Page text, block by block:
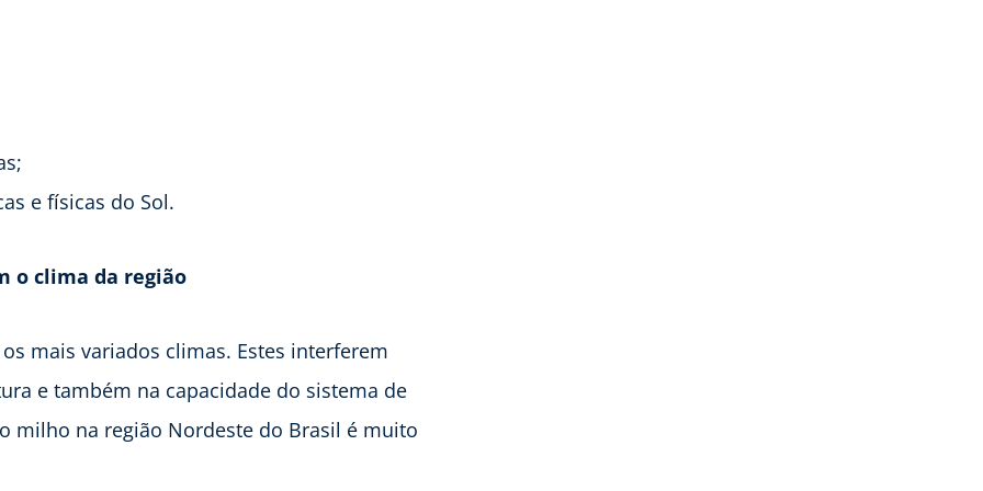
e físicas do Sol.
o clima da região
mais variados climas. Estes interferem
e também na capacidade do sistema de
milho na região Nordeste do Brasil é muito